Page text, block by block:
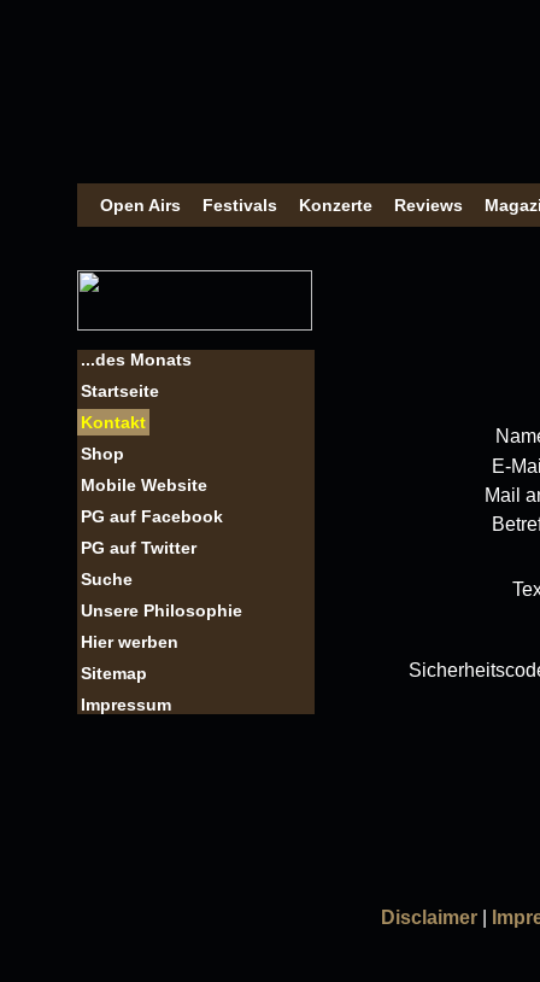
Open Airs Festivals Konzerte Reviews
...des Monats
Startseite
Kontakt
Shop
Mobile Website
PG auf Facebook
PG auf Twitter
Suche
Unsere Philosophie
Hier werben
Sitemap
Impressum
E-
Mail
Disclaimer|